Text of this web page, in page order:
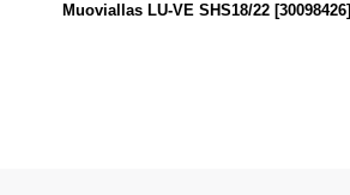
Muoviallas LU-VE SHS18/22 [30098426]